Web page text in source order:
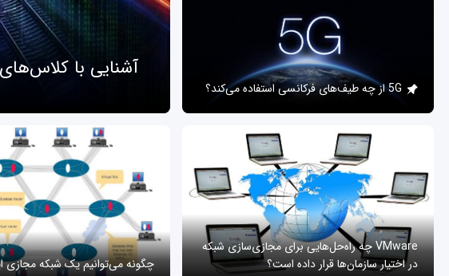
آشنایی با
5G از چه طیف‌های فرکانسی استفاده می‌کند؟
VMware چه راه‌حل‌هایی برای مجازی‌سازی شبکه
در اختیار سازمان‌ها قرار داده است؟
چگونه می‌توانیم یک شبکه مجازی